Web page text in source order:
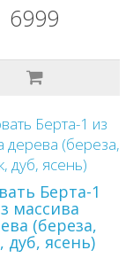
6999
Берта-1
массива
(береза,
дуб, ясень)